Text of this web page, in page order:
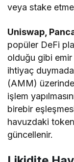
veya stake
Uniswap,
popüler DeFi
olduğu gibi emir
ihtiyaç
(AMM)
işlem
birebir
havuzdaki
güncellenir.